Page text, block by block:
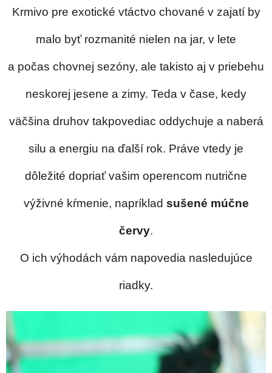
Krmivo pre exotické vtáctvo chované v zajatí by
malo byť rozmanité nielen na jar, v lete
a počas chovnej sezóny, ale takisto aj v priebehu
neskorej jesene a zimy. Teda v čase, kedy
väčšina druhov takpovediac oddychuje a naberá
silu a energiu na ďalší rok. Práve vtedy je
dôležité dopriať vašim operencom nutrične
výživné kŕmenie, napríklad sušené múčne
červy.
O ich výhodách vám napovedia nasledujúce
riadky.